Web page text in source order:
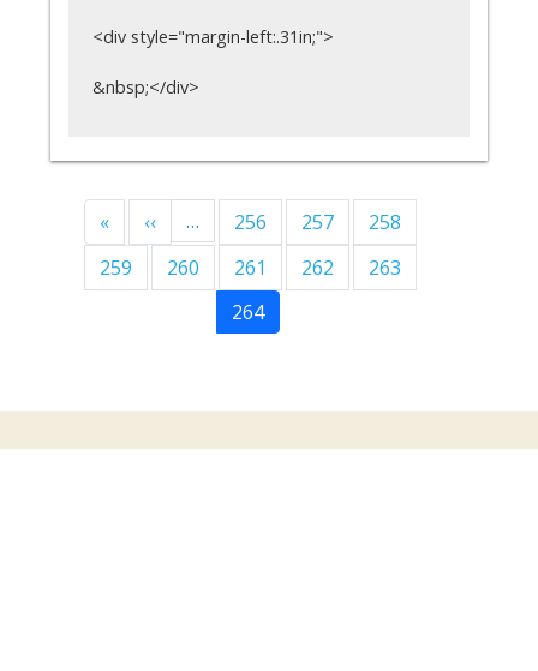
<div style="margin-left:.31in;">
&nbsp;</div>
Paginación
«Primera página
‹‹Página anterior
… 256 257
258
259
260 261 262
263
264